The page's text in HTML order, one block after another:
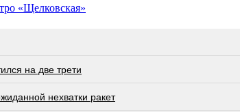
«Щелковская»
на две трети
нехватки ракет